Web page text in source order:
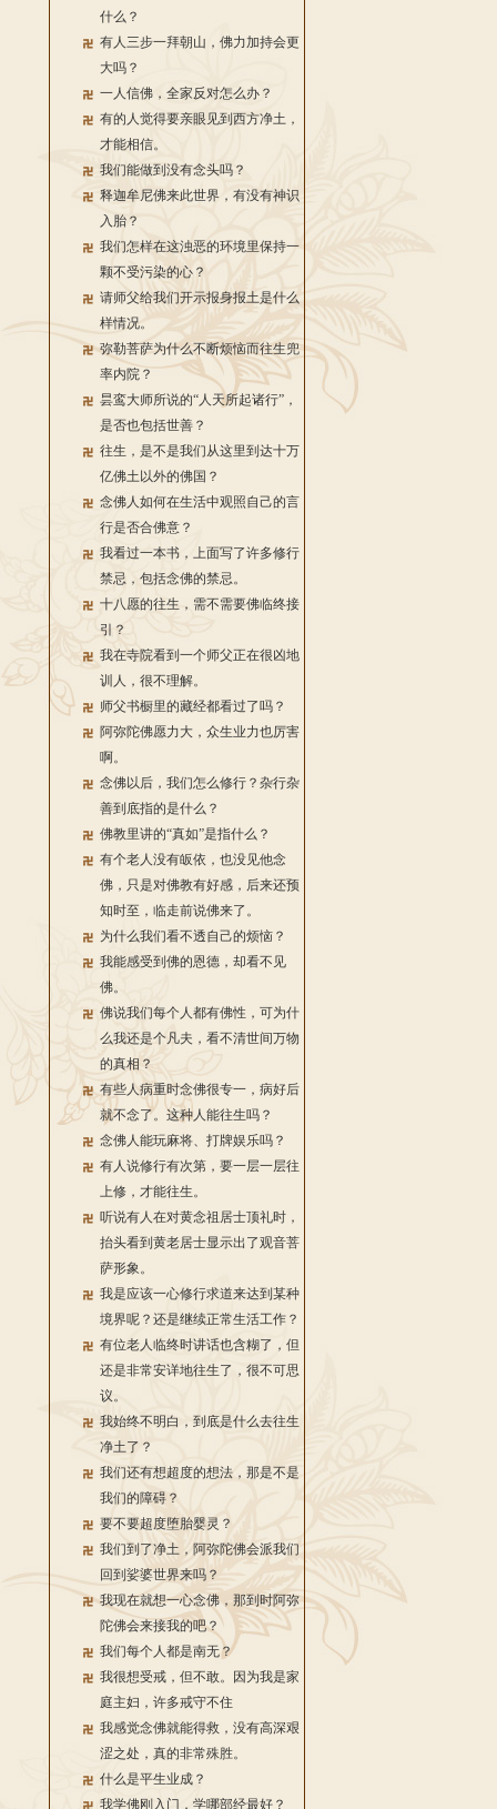
什么？
有人三步一拜朝山，佛力加持会更
大吗？
一人信佛，全家反对怎么办？
有的人觉得要亲眼见到西方净土，
才能相信。
我们能做到没有念头吗？
释迦牟尼佛来此世界，有没有神识
入胎？
我们怎样在这浊恶的环境里保持一
颗不受污染的心？
请师父给我们开示报身报土是什么
样情况。
弥勒菩萨为什么不断烦恼而往生兜
率内院？
昙鸾大师所说的“人天所起诸行”，
是否也包括世善？
往生，是不是我们从这里到达十万
亿佛土以外的佛国？
念佛人如何在生活中观照自己的言
行是否合佛意？
我看过一本书，上面写了许多修行
禁忌，包括念佛的禁忌。
十八愿的往生，需不需要佛临终接
引？
我在寺院看到一个师父正在很凶地
训人，很不理解。
师父书橱里的藏经都看过了吗？
阿弥陀佛愿力大，众生业力也厉害
啊。
念佛以后，我们怎么修行？杂行杂
善到底指的是什么？
佛教里讲的“真如”是指什么？
有个老人没有皈依，也没见他念
佛，只是对佛教有好感，后来还预
知时至，临走前说佛来了。
为什么我们看不透自己的烦恼？
我能感受到佛的恩德，却看不见
佛。
佛说我们每个人都有佛性，可为什
么我还是个凡夫，看不清世间万物
的真相？
有些人病重时念佛很专一，病好后
就不念了。这种人能往生吗？
念佛人能玩麻将、打牌娱乐吗？
有人说修行有次第，要一层一层往
上修，才能往生。
听说有人在对黄念祖居士顶礼时，
抬头看到黄老居士显示出了观音菩
萨形象。
我是应该一心修行求道来达到某种
境界呢？还是继续正常生活工作？
有位老人临终时讲话也含糊了，但
还是非常安详地往生了，很不可思
议。
我始终不明白，到底是什么去往生
净土了？
我们还有想超度的想法，那是不是
我们的障碍？
要不要超度堕胎婴灵？
我们到了净土，阿弥陀佛会派我们
回到娑婆世界来吗？
我现在就想一心念佛，那到时阿弥
陀佛会来接我的吧？
我们每个人都是南无？
我很想受戒，但不敢。因为我是家
庭主妇，许多戒守不住
我感觉念佛就能得救，没有高深艰
涩之处，真的非常殊胜。
什么是平生业成？
我学佛刚入门，学哪部经最好？